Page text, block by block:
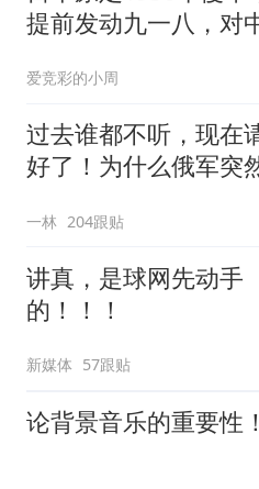
提前发动九一八，对
爱竞彩的小周
过去谁都不听，现在
好了！为什么俄军突
一林 204跟贴
讲真，是球网先动手
的！！！
新媒体 57跟贴
论背景音乐的重要性